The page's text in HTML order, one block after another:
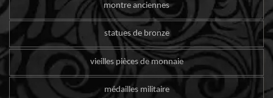
montre anciennes
statues de bronze
vieilles pièces de monnaie
médailles militaire